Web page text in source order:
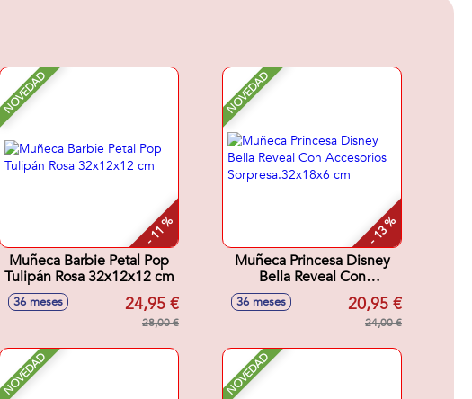
NOVEDAD
- 11 %
Muñeca Barbie Petal Pop
Tulipán Rosa 32x12x12 cm
36 meses 24,95 €
28,00 €
NOVEDAD
- 13 %
Muñeca Princesa Disney
Bella Reveal Con
Accesorios
Sorpresa.32x18x6 cm
36 meses 20,95 €
24,00 €
NOVEDAD NOVEDAD